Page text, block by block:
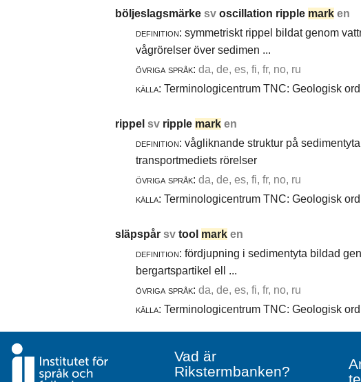
böljeslagsmärke sv oscillation ripple mark en
definition: symmetriskt rippel bildat genom
vågrörelser över sedimen ...
övriga språk: da, de, es, fi, fr, no, ru
källa: Terminologicentrum TNC: Geologisk
rippel sv ripple mark en
definition: vågliknande struktur på
transportmediets rörelser
övriga språk: da, de, es, fi, fr, no, ru
källa: Terminologicentrum TNC: Geologisk
släpspår sv tool mark en
definition: fördjupning i sedimentyta bildad
bergartspartikel ell ...
övriga språk: da, de, es, fi, fr, no, ru
källa: Terminologicentrum TNC: Geologisk
Vad är
Rikstermbanken?